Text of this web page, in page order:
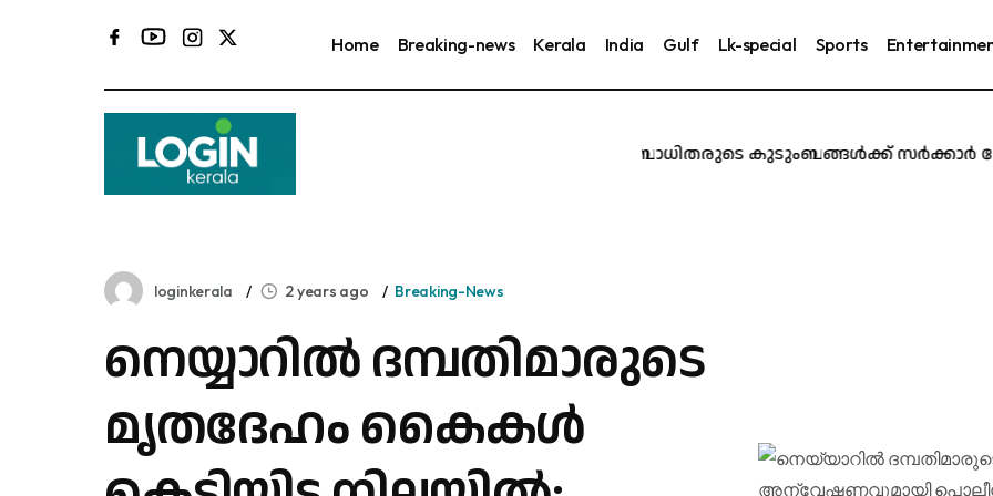
Home Breaking-news Kerala India Gulf Lk-special Sports
കരൂർ ദുരന്തബാധിതരുടെ കുടുംബങ്ങൾക്ക് സർക്കാർ ജോലി
loginkerala 2 years ago Breaking-News
നെയ്യാറിൽ ദമ്പതിമാരുടെ
മൃതദേഹം കൈകൾ